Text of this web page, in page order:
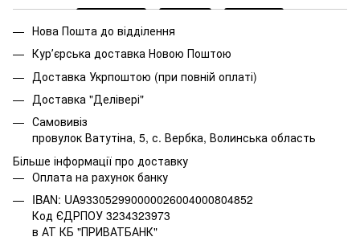
Нова Пошта до відділення
Курʼєрська доставка Новою Поштою
Доставка Укрпоштою (при повній оплаті)
Доставка "Делівері"
Самовивіз
провулок Ватутіна, 5, с. Вербка, Волинська область
Більше інформації про доставку
Оплата на рахунок банку
IBAN: UA933052990000026004000804852
Код ЄДРПОУ 3234323973
в АТ КБ "ПРИВАТБАНК"